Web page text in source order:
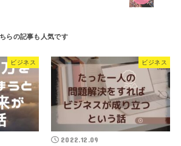
ビジネス ビジネス
2022.12.09